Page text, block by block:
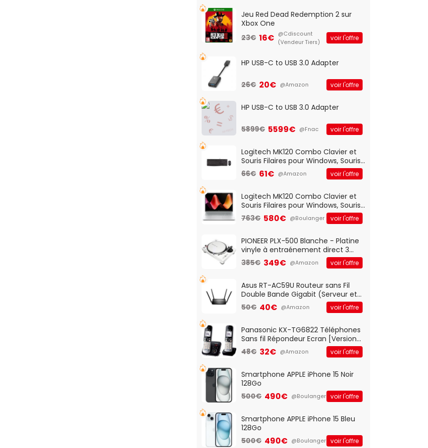
Jeu Red Dead Redemption 2 sur
Xbox One
23€ 16€ @Cdiscount
(Vendeur Tiers)
voir l'offre
HP USB-C to USB 3.0 Adapter
26€ 20€ @Amazon voir l'offre
HP USB-C to USB 3.0 Adapter
5899€ 5599€ @Fnac voir l'offre
Logitech MK120 Combo Clavier et
Souris Filaires pour Windows, Souris
Optique Filaire, Connexion USB Plug
And Play, Confortable, Taille
QWERTY UK - Noir
66€ 61€ @Amazon voir l'offre
Logitech MK120 Combo Clavier et
Souris Filaires pour Windows, Souris
Optique Filaire, Connexion USB Plug
And Play, Confortable, Taille
QWERTY UK - Noir
763€ 580€ @Boulanger voir l'offre
PIONEER PLX-500 Blanche - Platine
vinyle à entraénement direct 3
vitesses (33-45-78 trs/min) avec
pre-ampli intégré et port USB
385€ 349€ @Amazon voir l'offre
Asus RT-AC59U Routeur sans Fil
Double Bande Gigabit (Serveur et
Client VPN, Triple Vlan, Mode Point
d'accès et Bridge, contrôle
50€ 40€ @Amazon voir l'offre
Panasonic KX-TG6822 Téléphones
Sans fil Répondeur Ecran [Version
Française]
48€ 32€ @Amazon voir l'offre
Smartphone APPLE iPhone 15 Noir
128Go
500€ 490€ @Boulanger voir l'offre
Smartphone APPLE iPhone 15 Bleu
128Go
500€ 490€ @Boulanger voir l'offre